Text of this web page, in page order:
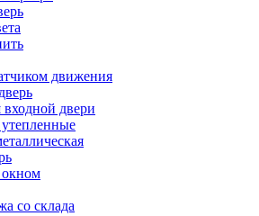
движения
входной двери
окном
со склада